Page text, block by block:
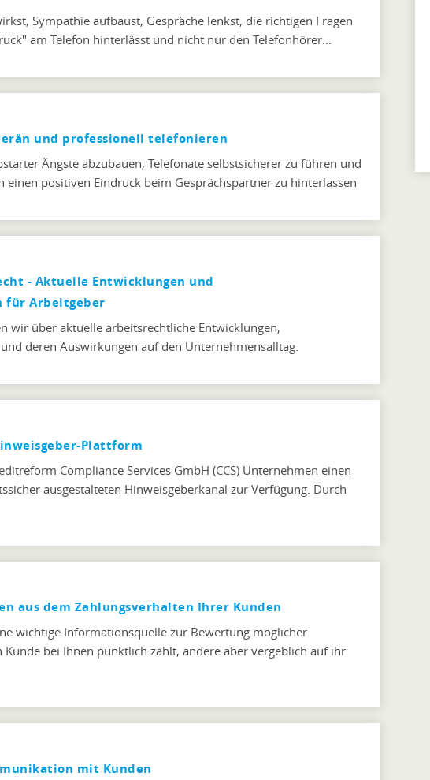
Sympathie aufbaust, Gespräche lenkst, die richtigen Fragen
am Telefon hinterlässt und nicht nur den Telefonhörer…
und professionell telefonieren
Ängste abzubauen, Telefonate selbstsicherer zu führen und
einen positiven Eindruck beim Gesprächspartner zu hinterlassen
- Aktuelle Entwicklungen und
für Arbeitgeber
wir über aktuelle arbeitsrechtliche Entwicklungen,
deren Auswirkungen auf den Unternehmensalltag.
Plattform
Compliance Services GmbH (CCS) Unternehmen einen
ausgestalteten Hinweisgeberkanal zur Verfügung. Durch
aus dem Zahlungsverhalten Ihrer Kunden
wichtige Informationsquelle zur Bewertung möglicher
Kunde bei Ihnen pünktlich zahlt, andere aber vergeblich auf ihr
mit Kunden